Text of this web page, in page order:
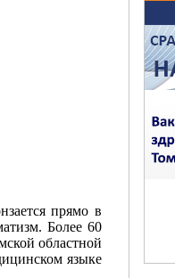
прямо в
Более 60
областной
языке